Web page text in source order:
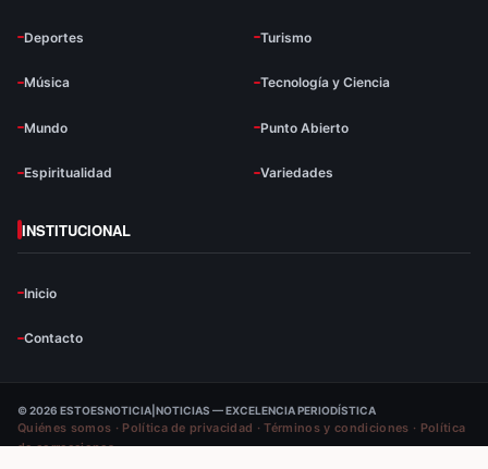
Deportes Turismo
Música Tecnología y Ciencia
Mundo Punto Abierto
Espiritualidad Variedades
INSTITUCIONAL
Inicio
Contacto
© 2026 ESTOESNOTICIA|NOTICIAS — EXCELENCIA PERIODÍSTICA
Quiénes somos · Política de privacidad ·Términos y condiciones · Política
de correcciones